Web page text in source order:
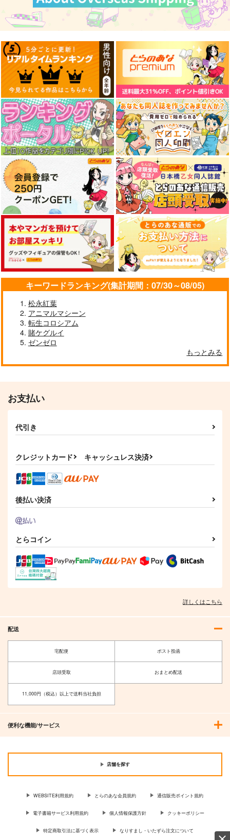
キーワードランキング(集計期間：07/30～08/05)
松永紅葉
アニマルマシーン
転生コロシアム
賭ケグルイ
ゼンゼロ
もっとみる
お支払い
代引き
クレジットカード キャッシュレス決済
後払い決済
とらコイン
詳しくはこちら
配送
宅配便 ポスト投函
店頭受取 おまとめ配送
11,000円（税込）以上で送料当社負担
便利な機能/サービス
店舗を探す
WEBSITE利用規約 とらのあな会員規約 通信販売ポイント規約
電子書籍サービス利用規約 個人情報保護方針 クッキーポリシー
特定商取引法に基づく表示 なりすまし・いたずら注文について